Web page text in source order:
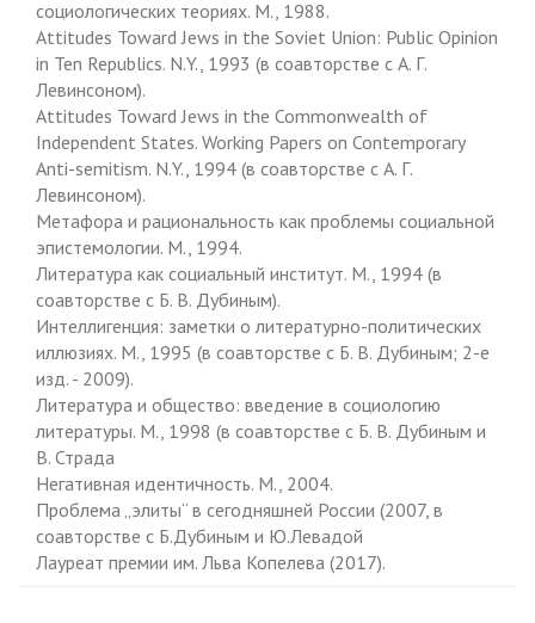
социологических теориях. М., 1988.
Attitudes Toward Jews in the Soviet Union: Public Opinion
in Ten Republics. N.Y., 1993 (в соавторстве с А. Г.
Левинсоном).
Attitudes Toward Jews in the Commonwealth of
Independent States. Working Papers on Contemporary
Anti-semitism. N.Y., 1994 (в соавторстве с А. Г.
Левинсоном).
Метафора и рациональность как проблемы социальной
эпистемологии. М., 1994.
Литература как социальный институт. М., 1994 (в
соавторстве с Б. В. Дубиным).
Интеллигенция: заметки о литературно-политических
иллюзиях. М., 1995 (в соавторстве с Б. В. Дубиным; 2-е
изд. - 2009).
Литература и общество: введение в социологию
литературы. М., 1998 (в соавторстве с Б. В. Дубиным и
В. Страда
Негативная идентичность. М., 2004.
Проблема „элиты“ в сегодняшней России (2007, в
соавторстве с Б.Дубиным и Ю.Левадой
Лауреат премии им. Льва Копелева (2017).